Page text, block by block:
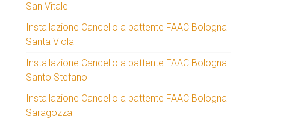
San Vitale
Installazione Cancello a battente FAAC Bologna
Santa Viola
Installazione Cancello a battente FAAC Bologna
Santo Stefano
Installazione Cancello a battente FAAC Bologna
Saragozza